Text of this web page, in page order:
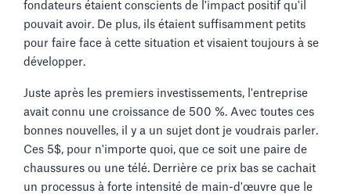
fondateurs étaient conscients de l'impact positif qu'il
pouvait avoir. De plus, ils étaient suffisamment petits
pour faire face à cette situation et visaient toujours à se
développer.
Juste après les premiers investissements, l'entreprise
avait connu une croissance de 500 %. Avec toutes ces
bonnes nouvelles, il y a un sujet dont je voudrais parler.
Ces 5$, pour n'importe quoi, que ce soit une paire de
chaussures ou une télé. Derrière ce prix bas se cachait
un processus à forte intensité de main-d'œuvre que le